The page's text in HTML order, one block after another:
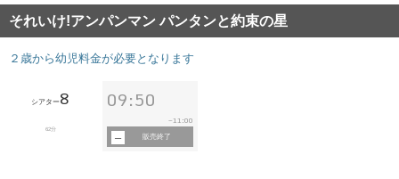
それいけ!アンパンマン パンタンと約束の星
２歳から幼児料金が必要となります
シアター8
62分
09:50
~11:00
販売終了